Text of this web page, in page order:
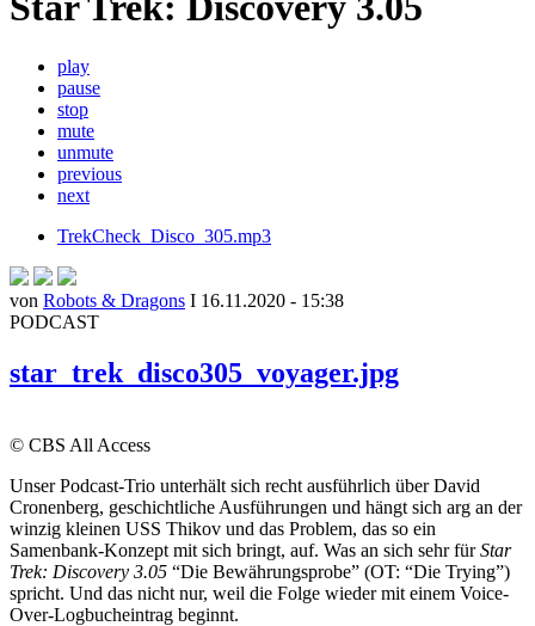
play
pause
stop
mute
unmute
previous
next
TrekCheck_Disco_305.mp3
von Robots & Dragons I 16.11.2020 - 15:38
PODCAST
star_trek_disco305_voyager.jpg
© CBS All Access
Unser Podcast-Trio unterhält sich recht ausführlich über David
Cronenberg, geschichtliche Ausführungen und hängt sich arg an der
winzig kleinen USS Thikov und das Problem, das so ein
Samenbank-Konzept mit sich bringt, auf. Was an sich sehr fürStar
Trek: Discovery 3.05 “Die Bewährungsprobe” (OT: “Die Trying”)
spricht. Und das nicht nur, weil die Folge wieder mit einem Voice-
Over-Logbucheintrag beginnt.